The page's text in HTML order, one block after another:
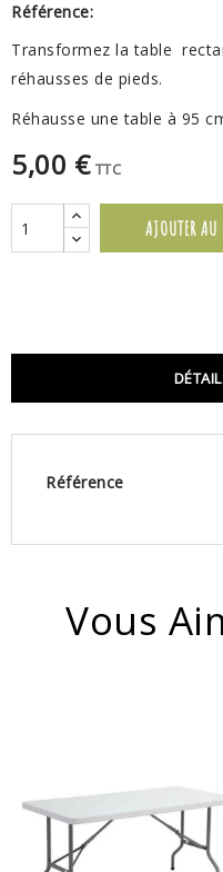
Référence:
Transformez la table
réhausses de pieds.
Réhausse une table à 95
5,00 € TTC
AJOUTER
Référence
Vous